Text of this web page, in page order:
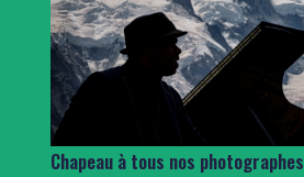
Chapeau à tous nos photographes